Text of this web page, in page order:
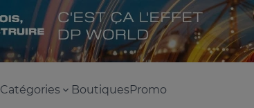
Catégories BoutiquesPromo